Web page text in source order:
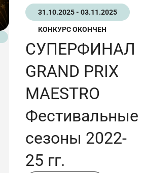
31.10.2025 - 03.11.2025
КОНКУРС ОКОНЧЕН
СУПЕРФИНАЛ
GRAND PRIX
MAESTRO
Фестивальные
сезоны 2022-
25 гг.